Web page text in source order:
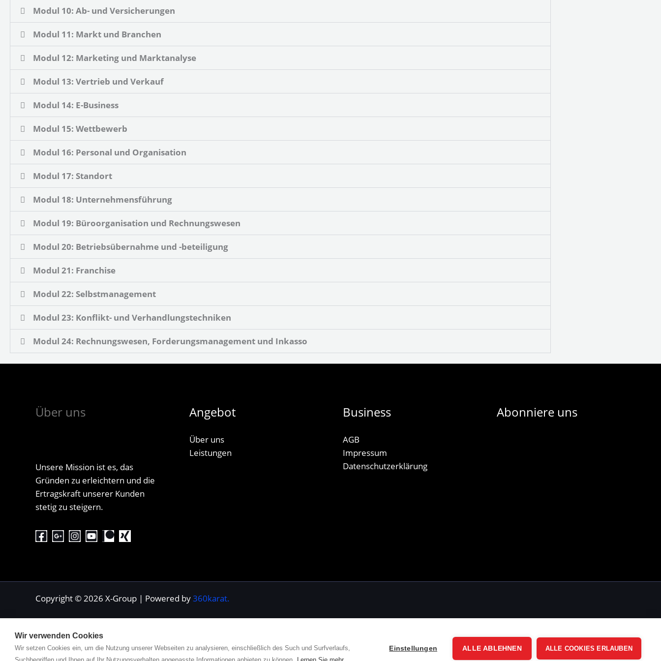
Wir verwenden Cookies
Wir setzen Cookies ein, um die Nutzung unserer Webseiten zu analysieren, einschließlich des Such und Surfverlaufs,
Einstellungen ALLE ABLEHNEN ALLE COOKIES ERLAUBEN
Modul 10: Ab- und Versicherungen
Modul 11: Markt und Branchen
Modul 12: Marketing und Marktanalyse
Modul 13: Vertrieb und Verkauf
Modul 14: E-Business
Modul 15: Wettbewerb
Modul 16: Personal und Organisation
Modul 17: Standort
Modul 18: Unternehmensführung
Modul 19: Büroorganisation und Rechnungswesen
Modul 20: Betriebsübernahme und -beteiligung
Modul 21: Franchise
Modul 22: Selbstmanagement
Modul 23: Konflikt- und Verhandlungstechniken
Modul 24: Rechnungswesen, Forderungsmanagement und Inkasso
Über uns
Unsere Mission ist es, das
Gründen zu erleichtern und die
Ertragskraft unserer Kunden
stetig zu steigern.
Angebot
Über uns
Leistungen
Business
AGB
Impressum
Datenschutzerklärung
Abonniere uns
Copyright © 2026 X-Group | Powered by360karat.
Deutsch